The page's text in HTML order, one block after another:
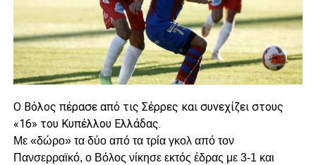
Ο Βόλος πέρασε από τις Σέρρες και συνεχίζει στους
«16» του Κυπέλλου Ελλάδας.
Με «δώρο» τα δύο από τα τρία γκολ από τον
Πανσερραϊκό, ο Βόλος νίκησε εκτός έδρας με 3-1 και